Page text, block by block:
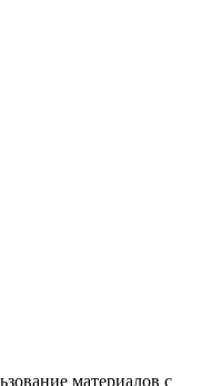
материалов с